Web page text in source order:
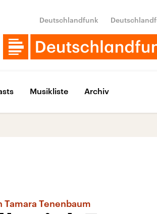
Deutschlandfunk
Musikliste Archiv
Tenenbaum